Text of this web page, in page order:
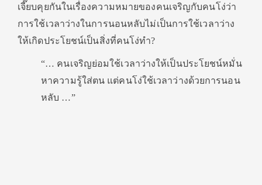
เจี๊ยบคุยกันในเรื่องความหมายของคนเจริญกับคนโง่ว่า
การใช้เวลาว่างในการนอนหลับไม่เป็นการใช้เวลาว่าง
ให้เกิดประโยชน์เป็นสิ่งที่คนโง่ทำ?
“… คนเจริญย่อมใช้เวลาว่างให้เป็นประโยชน์หมั่น
หาความรู้ใส่ตน แต่คนโง่ใช้เวลาว่างด้วยการนอน
หลับ …”